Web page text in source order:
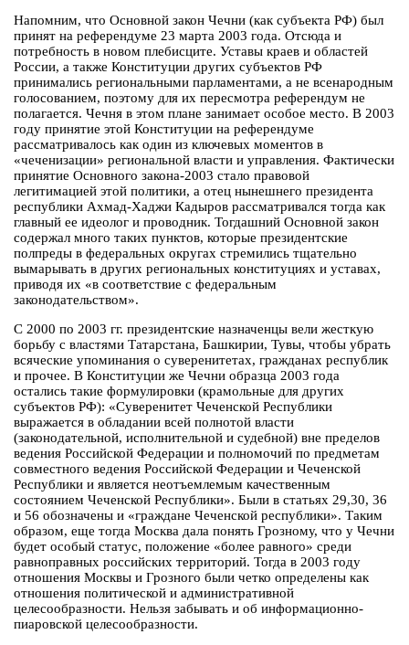
Напомним, что Основной закон Чечни (как субъекта РФ) был
принят на референдуме 23 марта 2003 года. Отсюда и
потребность в новом плебисците. Уставы краев и областей
России, а также Конституции других субъектов РФ
принимались региональными парламентами, а не всенародным
голосованием, поэтому для их пересмотра референдум не
полагается. Чечня в этом плане занимает особое место. В 2003
году принятие этой Конституции на референдуме
рассматривалось как один из ключевых моментов в
«чеченизации» региональной власти и управления. Фактически
принятие Основного закона-2003 стало правовой
легитимацией этой политики, а отец нынешнего президента
республики Ахмад-Хаджи Кадыров рассматривался тогда как
главный ее идеолог и проводник. Тогдашний Основной закон
содержал много таких пунктов, которые президентские
полпреды в федеральных округах стремились тщательно
вымарывать в других региональных конституциях и уставах,
приводя их «в соответствие с федеральным
законодательством».
С 2000 по 2003 гг. президентские назначенцы вели жесткую
борьбу с властями Татарстана, Башкирии, Тувы, чтобы убрать
всяческие упоминания о суверенитетах, гражданах республик
и прочее. В Конституции же Чечни образца 2003 года
остались такие формулировки (крамольные для других
субъектов РФ): «Суверенитет Чеченской Республики
выражается в обладании всей полнотой власти
(законодательной, исполнительной и судебной) вне пределов
ведения Российской Федерации и полномочий по предметам
совместного ведения Российской Федерации и Чеченской
Республики и является неотъемлемым качественным
состоянием Чеченской Республики». Были в статьях 29,30, 36
и 56 обозначены и «граждане Чеченской республики». Таким
образом, еще тогда Москва дала понять Грозному, что у Чечни
будет особый статус, положение «более равного» среди
равноправных российских территорий. Тогда в 2003 году
отношения Москвы и Грозного были четко определены как
отношения политической и административной
целесообразности. Нельзя забывать и об информационно-
пиаровской целесообразности.